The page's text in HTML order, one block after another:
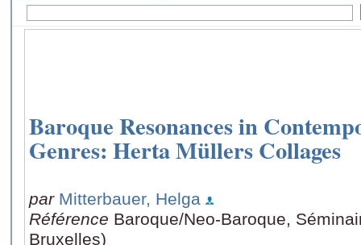
Baroque Resonances in
Genres: Herta Müllers Collages
par Mitterbauer, Helga
Référence Baroque/Neo-Baroque,
Bruxelles)